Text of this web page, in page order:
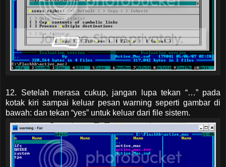
12. Setelah merasa cukup, jangan lupa tekan “…” pada
kotak kiri sampai keluar pesan warning seperti gambar di
bawah: dan tekan “yes” untuk keluar dari file sistem.